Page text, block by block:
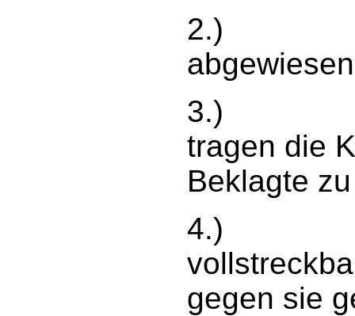
2.) Im
3.) Die
tragen die
Beklagte
4.) Das
gegen sie